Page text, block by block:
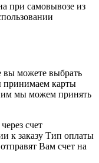
при самовывозе из
вы можете выбрать
принимаем карты
мы можем принять
счет
к заказу Тип оплаты
Вам счет на